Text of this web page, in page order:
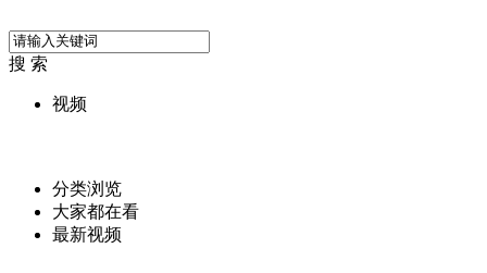
搜 索
视频
分类浏览
大家都在看
最新视频